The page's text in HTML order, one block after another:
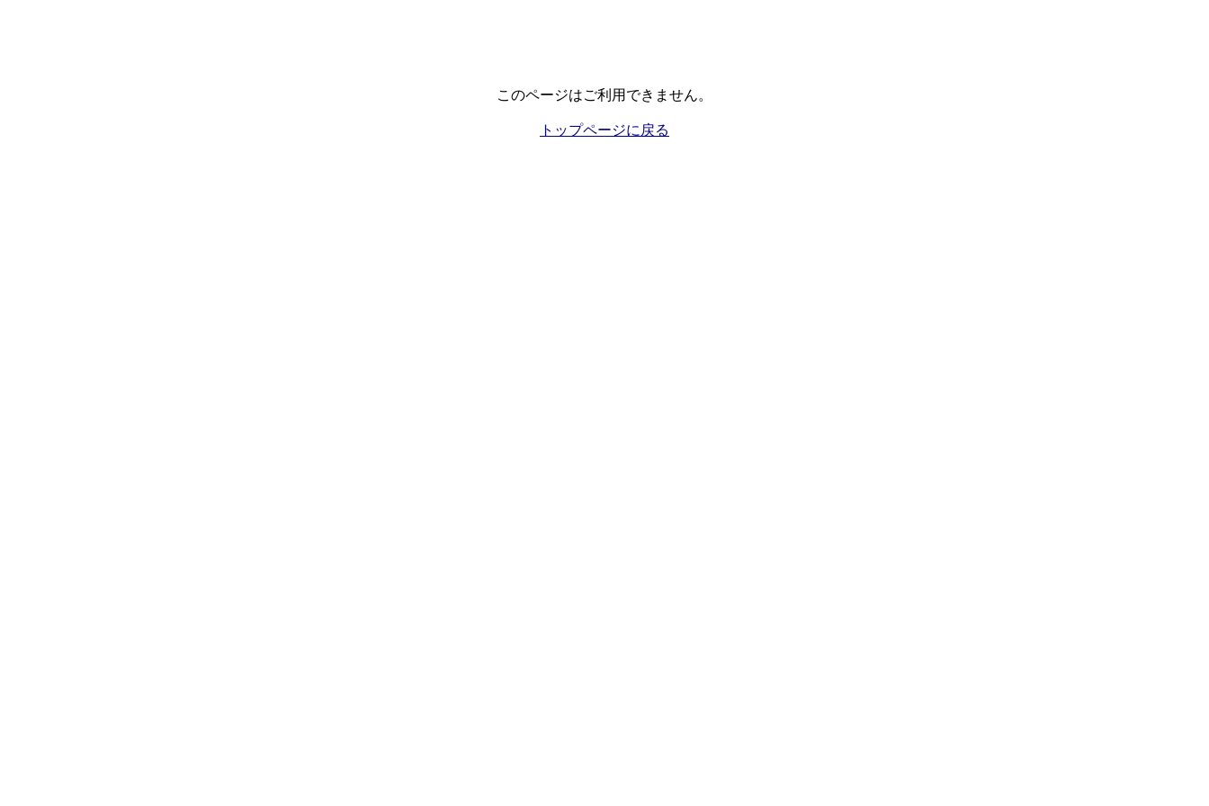
このページはご利用できません。
トップページに戻る